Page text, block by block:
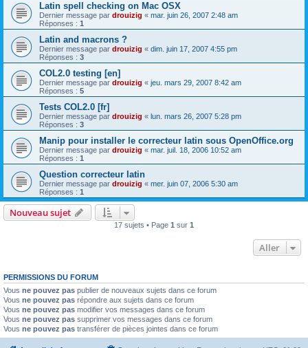
Latin spell checking on Mac OSX
Dernier message par drouizig « mar. juin 26, 2007 2:48 am
Réponses : 1
Latin and macrons ?
Dernier message par drouizig « dim. juin 17, 2007 4:55 pm
Réponses : 3
COL2.0 testing [en]
Dernier message par drouizig « jeu. mars 29, 2007 8:42 am
Réponses : 5
Tests COL2.0 [fr]
Dernier message par drouizig « lun. mars 26, 2007 5:28 pm
Réponses : 3
Manip pour installer le correcteur latin sous OpenOffice.org
Dernier message par drouizig « mar. juil. 18, 2006 10:52 am
Réponses : 1
Question correcteur latin
Dernier message par drouizig « mer. juin 07, 2006 5:30 am
Réponses : 1
Nouveau sujet
17 sujets • Page 1 sur 1
Aller
PERMISSIONS DU FORUM
Vous ne pouvez pas publier de nouveaux sujets dans ce forum
Vous ne pouvez pas répondre aux sujets dans ce forum
Vous ne pouvez pas modifier vos messages dans ce forum
Vous ne pouvez pas supprimer vos messages dans ce forum
Vous ne pouvez pas transférer de pièces jointes dans ce forum